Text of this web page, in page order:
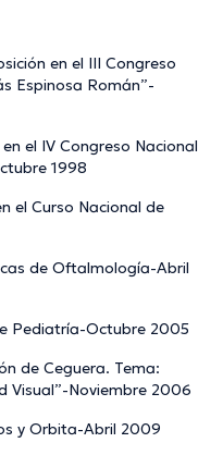
en el III Congreso
Espinosa Román”-
el IV Congreso Nacional
1998
el Curso Nacional de
de Oftalmología-Abril
Pediatría-Octubre 2005
de Ceguera. Tema:
Visual”-Noviembre 2006
y Orbita-Abril 2009